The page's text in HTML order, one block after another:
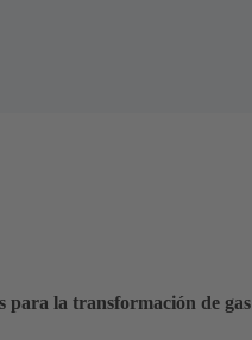
para la transformación de gas